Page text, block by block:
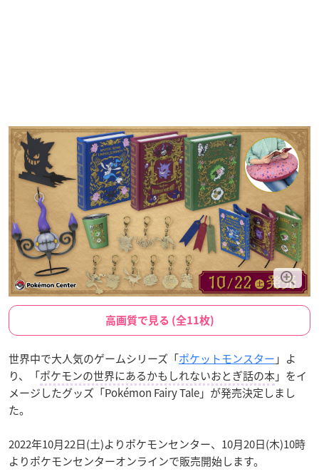
高画質で見る (全11枚)
世界中で大人気のゲームシリーズ「ポケットモンスター 」よ
り、「ポケモンの世界にあるかもしれないおとぎ話の本」をイ
メージしたグッズ「Pokémon Fairy Tale」が発売決定しまし
た。
2022年10月22日(土)よりポケモンセンター、10月20日(木)10時
よりポケモンセンターオンラインで販売開始します。